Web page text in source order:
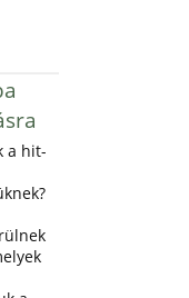
a hit-